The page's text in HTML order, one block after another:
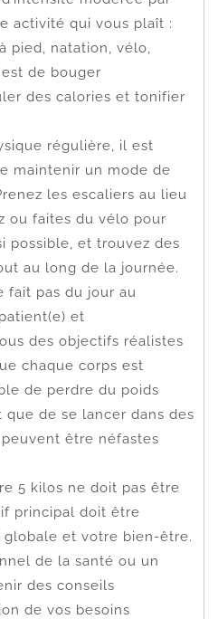
activité qui vous plaît :
pied, natation, vélo,
de bouger
des calories et tonifier
régulière, il est
maintenir un mode de
les escaliers au lieu
ou faites du vélo pour
possible, et trouvez des
au long de la journée.
fait pas du jour au
et
des objectifs réalistes
chaque corps est
de perdre du poids
de se lancer dans des
être néfastes
5 kilos ne doit pas être
principal doit être
globale et votre bien-être.
de la santé ou un
des conseils
de vos besoins